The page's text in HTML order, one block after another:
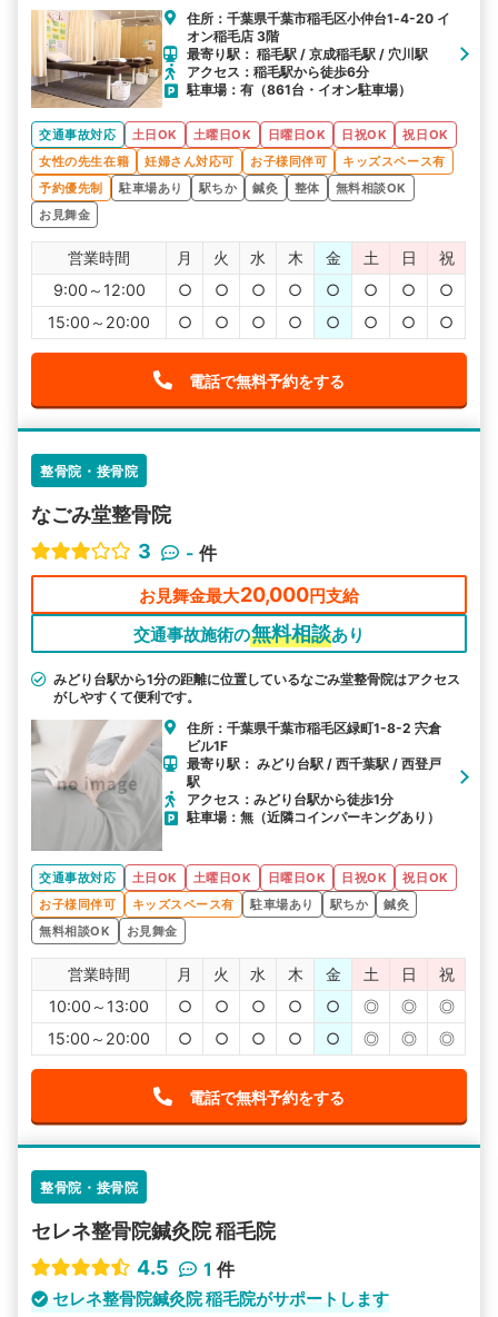
住所：千葉県千葉市稲毛区小仲台1‐4-20 イ
オン稲毛店 3階
最寄り駅： 稲毛駅 / 京成稲毛駅 / 穴川駅
アクセス：稲毛駅から徒歩6分
駐車場：有（861台・イオン駐車場）
交通事故対応 土日OK 土曜日OK 日曜日OK 日祝OK
祝日OK
女性の先生在籍
妊婦さん対応可 お子様同伴可
キッズスペース有
予約優先制
駐車場あり 駅ちか 鍼灸 整体
無料相談OK
お見舞金
営業時間 月 火 水 木 金 土 日
祝
9:00～12:00
○ ○ ○ ○ ○ ○ ○
○
15:00～20:00
○ ○ ○ ○ ○ ○ ○ ○
電話で無料予約をする
整骨院・接骨院
なごみ堂整骨院
3
- 件
お見舞金最大20,000円支給
交通事故施術の無料相談あり
みどり台駅から1分の距離に位置しているなごみ堂整骨院はアクセス
がしやすくて便利です。
住所：千葉県千葉市稲毛区緑町1-8-2 宍倉
ビル1F
最寄り駅： みどり台駅 / 西千葉駅 / 西登戸
駅
アクセス：みどり台駅から徒歩1分
駐車場：無（近隣コインパーキングあり）
交通事故対応 土日OK 土曜日OK 日曜日OK 日祝OK
祝日OK
お子様同伴可
キッズスペース有 駐車場あり 駅ちか
鍼灸
無料相談OK
お見舞金
営業時間 月 火 水 木 金 土 日
祝
10:00～13:00
○ ○ ○ ○ ○ ◎ ◎
◎
15:00～20:00
○ ○ ○ ○ ○ ◎ ◎ ◎
電話で無料予約をする
整骨院・接骨院
セレネ整骨院鍼灸院 稲毛院
4.5
1 件
セレネ整骨院鍼灸院 稲毛院がサポートします